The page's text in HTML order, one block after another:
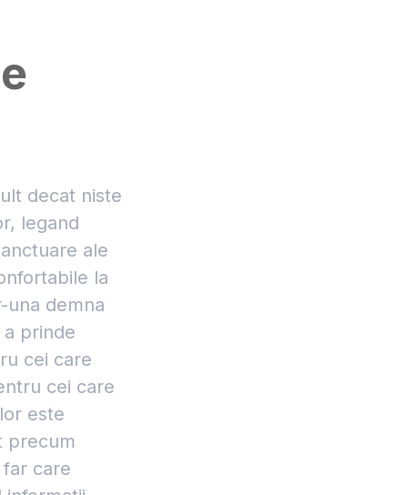
decat niste
legand
ale
la
demna
prinde
cei care
cei care
este
precum
care